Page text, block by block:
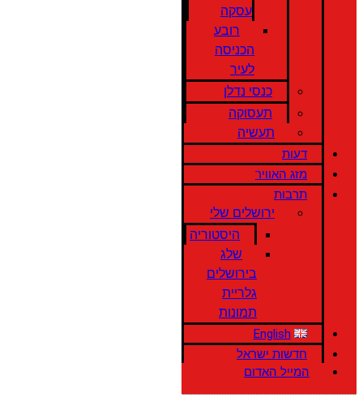
עסקה
רובע
הכניסה
לעיר
כנסי נדלן
תעסוקה
תעשיה
דעות
מזג האוויר
תרבות
ירושלים שלי
היסטוריה
שלג
בירושלים
גלריית
תמונות
English
חדשות ישראל
המייל האדום